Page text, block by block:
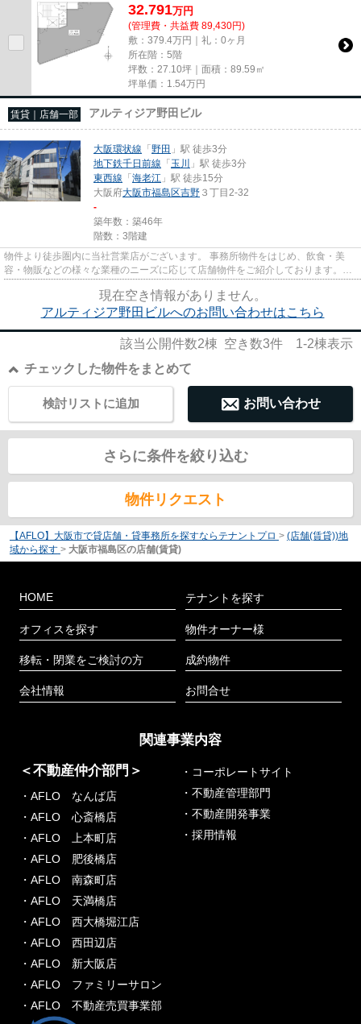
32.791万円
(管理費・共益費 89,430円)
敷：379.4万円｜礼：0ヶ月
所在階：5階
坪数：27.10坪｜面積：89.59㎡
坪単価： 1.54万円
賃貸｜店舗一部 アルティジア野田ビル
大阪環状線 「野田 」駅 徒歩3分
地下鉄千日前線 「玉川
」駅 徒歩3分
東西線 「海老江 」駅 徒歩15分
大阪府大阪市福島区吉野 ３丁目2-32
-
築年数：築46年
階数：3階建
物件より徒歩圏内に当社営業店がございます。 事務所物件をはじめ、飲食・美
容・物販などの様々な業種のニーズに応じて店舗物件をご紹介しております。
尚、弊社ではおとり広告は一切...
現在空き情報がありません。
アルティジア野田ビルへのお問い合わせはこちら
該当公開件数2棟 空き数3件 1-2棟表示
チェックした物件をまとめて
お問い合わせ
検討リストに追加
さらに条件を絞り込む
物件リクエスト
【AFLO】大阪市で貸店舗・貸事務所を探すならテナントプロ > (店舗(賃貸))地
域から探す > 大阪市福島区の店舗(賃貸)
HOME
オフィスを探す
移転・閉業をご検討の方
会社情報
テナントを探す
物件オーナー様
成約物件
お問合せ
関連事業内容
＜不動産仲介部門＞
・AFLO なんば店
・AFLO 心斎橋店
・AFLO 上本町店
・AFLO 肥後橋店
・AFLO 南森町店
・AFLO 天満橋店
・AFLO 西大橋堀江店
・AFLO 西田辺店
・AFLO 新大阪店
・AFLO ファミリーサロン
・AFLO 不動産売買事業部
・コーポレートサイト
・不動産管理部門
・不動産開発事業
・採用情報